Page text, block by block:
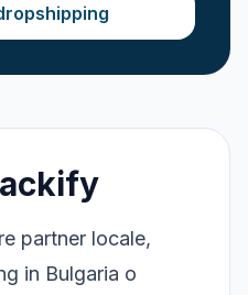
partner locale,
in Bulgaria o